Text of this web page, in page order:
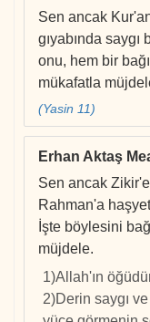
Sen ancak
gıyabında saygı
onu, hem bir
mükafatla
(Yasin 11)
Erhan Aktaş
Sen ancak
Rahman'a
İşte böylesini
müjdele.
1)Allah'ın
2)Derin saygı